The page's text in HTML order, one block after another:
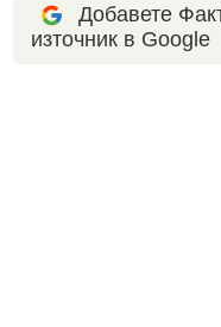
Добавете
източник в Google